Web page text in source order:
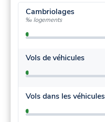
Cambriolages
‰ logements
Vols de véhicules
Vols dans les véhicules